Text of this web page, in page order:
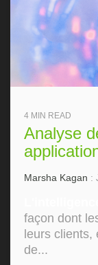
4 MIN READ
Analyse
Marsha Kagan :
façon dont
leurs
de...